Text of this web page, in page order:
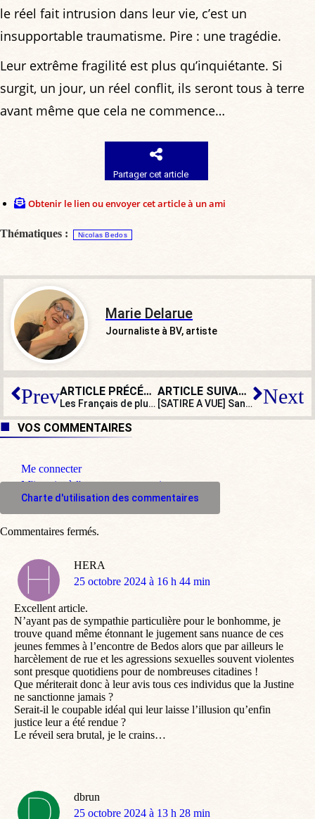
le réel fait intrusion dans leur vie, c’est un
insupportable traumatisme. Pire : une tragédie.
Leur extrême fragilité est plus qu’inquiétante. Si
surgit, un jour, un réel conflit, ils seront tous à terre
avant même que cela ne commence…
Partager cet article
Obtenir le lien ou envoyer cet article à un ami
Thématiques : Nicolas Bedos
Marie Delarue
Journaliste à BV, artiste
Prev ARTICLE PRÉCÉDENT
Les Français de plus en plus hostiles aux logements sociaux : étonnant, non ?
ARTICLE SUIVANT
[SATIRE A VUE] Sandrine Rousseau replonge dans la « phobiemania » Next
VOS COMMENTAIRES
Me connecter
M'inscrire à l'espace commentaire
Charte d'utilisation des commentaires
HERA
dit
25 octobre 2024 à 16 h 44 min
Excellent article.
N’ayant pas de sympathie particulière pour le bonhomme, je
trouve quand même étonnant le jugement sans nuance de ces
jeunes femmes à l’encontre de Bedos alors que par ailleurs le
harcèlement de rue et les agressions sexuelles souvent violentes
sont presque quotidiens pour de nombreuses citadines !
Que mériterait donc à leur avis tous ces individus que la Justine
ne sanctionne jamais ?
Serait-il le coupable idéal qui leur laisse l’illusion qu’enfin
justice leur a été rendue ?
Le réveil sera brutal, je le crains…
dbrun
dit
25 octobre 2024 à 13 h 28 min
Commentaires fermés.